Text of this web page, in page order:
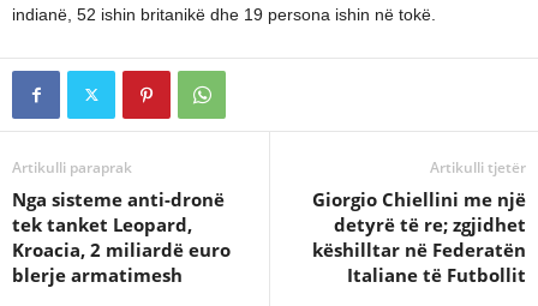
indianë, 52 ishin britanikë dhe 19 persona ishin në tokë.
Artikulli paraprak
Nga sisteme anti-dronë
tek tanket Leopard,
Kroacia, 2 miliardë euro
blerje armatimesh
Artikulli tjetër
Giorgio Chiellini me një
detyrë të re; zgjidhet
këshilltar në Federatën
Italiane të Futbollit